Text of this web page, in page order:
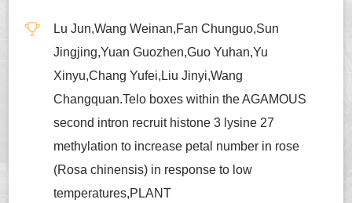
Lu Jun,Wang Weinan,Fan Chunguo,Sun
Jingjing,Yuan Guozhen,Guo Yuhan,Yu
Xinyu,Chang Yufei,Liu Jinyi,Wang
Changquan.Telo boxes within the AGAMOUS
second intron recruit histone 3 lysine 27
methylation to increase petal number in rose
(Rosa chinensis) in response to low
temperatures,PLANT